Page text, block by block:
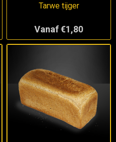
Tarwe tijger
Vanaf €1,80